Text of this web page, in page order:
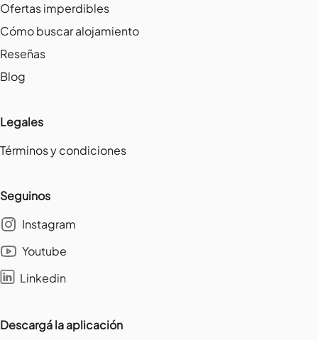
Ofertas imperdibles
Cómo buscar alojamiento
Reseñas
Blog
Legales
Términos y condiciones
Seguinos
Instagram
Youtube
Linkedin
Descargá la aplicación